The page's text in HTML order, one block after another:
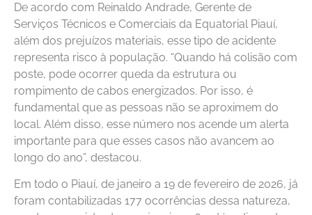
De acordo com Reinaldo Andrade, Gerente de
Serviços Técnicos e Comerciais da Equatorial Piauí,
além dos prejuízos materiais, esse tipo de acidente
representa risco à população. “Quando há colisão com
poste, pode ocorrer queda da estrutura ou
rompimento de cabos energizados. Por isso, é
fundamental que as pessoas não se aproximem do
local. Além disso, esse número nos acende um alerta
importante para que esses casos não avancem ao
longo do ano”, destacou.
Em todo o Piauí, de janeiro a 19 de fevereiro de 2026, já
foram contabilizadas 177 ocorrências dessa natureza,